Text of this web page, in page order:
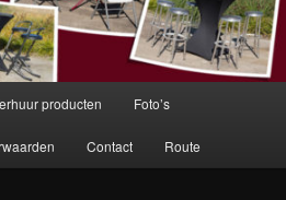
producten Foto’s
Contact Route